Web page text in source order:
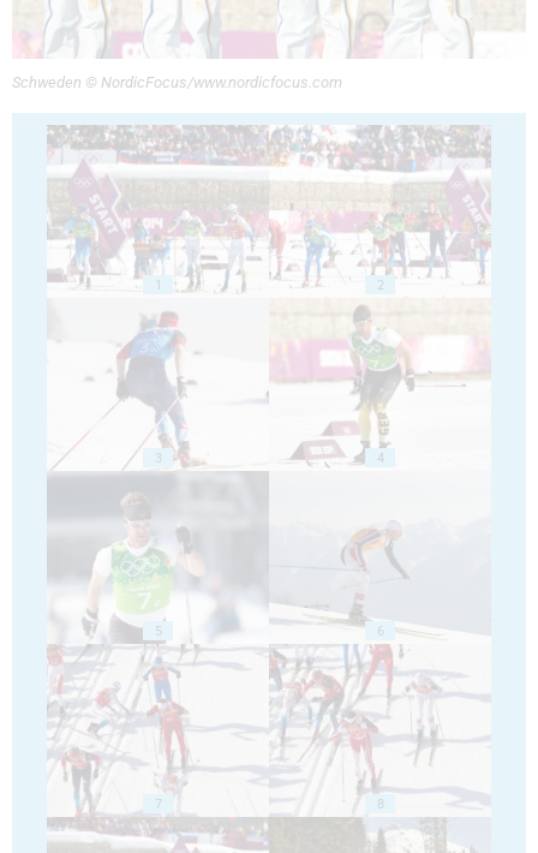
Schweden © NordicFocus/www.nordicfocus.com
1 2
3 4
5 6
7 8